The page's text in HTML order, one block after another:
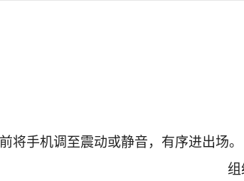
手机调至震动或静音，有序进出场。